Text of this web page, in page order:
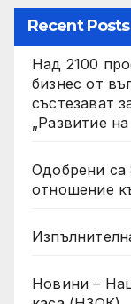
Recent Posts
Над 2100
бизнес от
състезават
„Развитие
Одобрени са
отношение
Новини –